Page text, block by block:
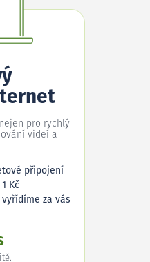
pro rychlý
videí a
připojení
Kč
vyřídíme za vás